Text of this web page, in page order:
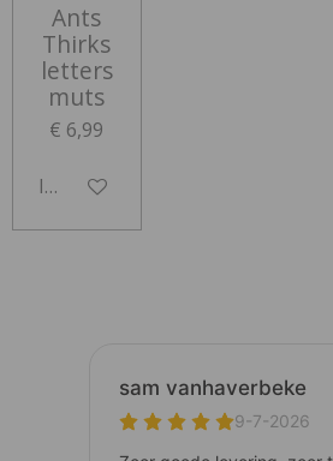
Ants
Thirks
letters
muts
€ 6,99
In winkelwagen